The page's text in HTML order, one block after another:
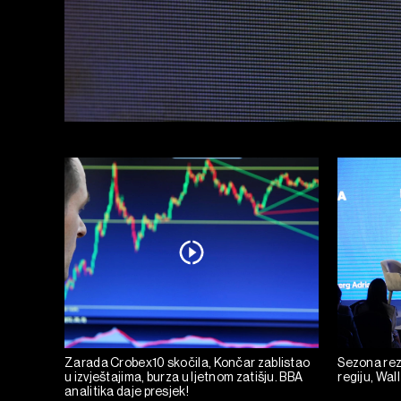
Zarada Crobex10 skočila, Končar zablistao
u izvještajima, burza u ljetnom zatišju. BBA
analitika daje presjek!
Sezona
regiju,